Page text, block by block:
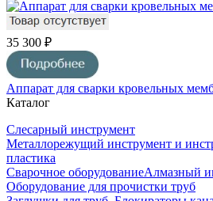
35 300 ₽
Аппарат для сварки кровельных
Каталог
Слесарный инструмент
Металлорежущий инструмент и
пластика
Сварочное оборудованиеАлмазный
Оборудование для прочистки труб